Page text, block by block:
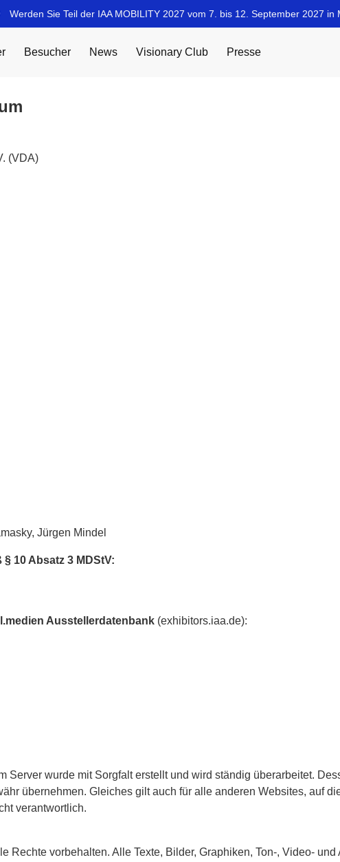
(VDA)
Jürgen Mindel
10 Absatz 3 MDStV:
Ausstellerdatenbank (exhibitors.iaa.de):
Server wurde mit Sorgfalt erstellt und wird ständig überarbeitet.
übernehmen. Gleiches gilt auch für alle anderen Websites, auf
verantwortlich.
Rechte vorbehalten. Alle Texte, Bilder, Graphiken, Ton-, Video-